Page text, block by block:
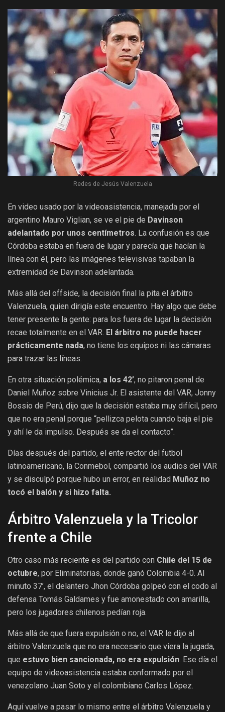
Redes de Jesús Valenzuela
En video usado por la videoasistencia, manejada por el
argentino Mauro Viglian, se ve el pie de Davinson
adelantado por unos centímetros. La confusión es que
Córdoba estaba en fuera de lugar y parecía que hacían la
línea con él, pero las imágenes televisivas tapaban la
extremidad de Davinson adelantada.
Más allá del offside, la decisión final la pita el árbitro
Valenzuela, quien dirigía este encuentro. Hay algo que debe
tener presente la gente: para los fuera de lugar la decisión
recae totalmente en el VAR. El árbitro no puede hacer
prácticamente nada, no tiene los equipos ni las cámaras
para trazar las líneas.
En otra situación polémica, a los 42’, no pitaron penal de
Daniel Muñoz sobre Vinicius Jr. El asistente del VAR, Jonny
Bossio de Perú, dijo que la decisión estaba muy difícil, pero
que no era penal porque “pellizca pelota cuando baja el pie
y ahí le da impulso. Después se da el contacto”.
Días después del partido, el ente rector del futbol
latinoamericano, la Conmebol, compartió los audios del VAR
y se disculpó porque hubo un error, en realidad Muñoz no
tocó el balón y si hizo falta.
Árbitro Valenzuela y la Tricolor
frente a Chile
Otro caso más reciente es del partido con Chile del 15 de
octubre, por Eliminatorias, donde ganó Colombia 4-0. Al
minuto 37’, el delantero Jhon Córdoba golpeó con el codo al
defensa Tomás Galdames y fue amonestado con amarilla,
pero los jugadores chilenos pedían roja.
Más allá de que fuera expulsión o no, el VAR le dijo al
árbitro Valenzuela que no era necesario que viera la jugada,
que estuvo bien sancionada, no era expulsión. Ese día el
equipo de videoasistencia estaba conformado por el
venezolano Juan Soto y el colombiano Carlos López.
Aquí vuelve a pasar lo mismo entre el árbitro Valenzuela y